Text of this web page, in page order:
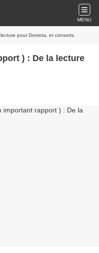
MENU
pour Domota, et consorts.
) : De la lecture